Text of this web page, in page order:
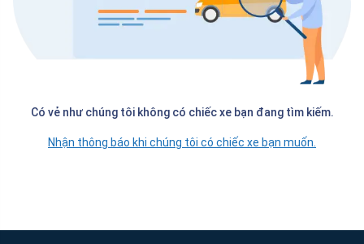
Có vẻ như chúng tôi không có chiếc xe bạn đang tìm kiếm.
Nhận thông báo khi chúng tôi có chiếc xe bạn muốn.